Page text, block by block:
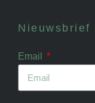
Nieuwsbrief
Email